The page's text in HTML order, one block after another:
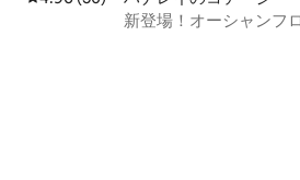
新登場！オーシャンフ